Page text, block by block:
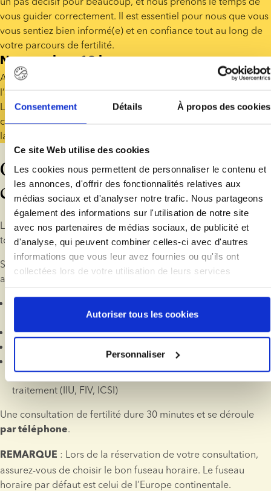
Consentement Détails À propos des cookies
Ce site Web utilise des cookies
Les cookies nous permettent de personnaliser le contenu et
les annonces, d'offrir des fonctionnalités relatives aux
médias sociaux et d'analyser notre trafic. Nous partageons
également des informations sur l'utilisation de notre site
avec nos partenaires de médias sociaux, de publicité et
d'analyse, qui peuvent combiner celles-ci avec d'autres
informations que vous leur avez fournies ou qu'ils ont
collectées lors de votre utilisation de leurs services
Autoriser tous les cookies
Personnaliser
vous guider correctement. Il est essentiel pour nous que vous
vous sentiez bien informé(e) et en confiance tout au long de
votre parcours de fertilité.
Nous parlons 12 langues
Au sein de notre équipe, nous parlons 12 langues, dont
l’anglais, le français, l’espagnol, l’allemand et le danois.
Lorsque vous réservez une consultation avec l’un de nos
conseillers, nous nous efforçons d’organiser l’appel dans la
langue de votre choix.
Que comprend une
consultation?
Lors d’une consultation de fertilité, nous vous expliquerons
tous les aspects fondamentaux du recours au don de sperme.
Selon où vous en êtes dans votre aventure-bébé, nous
aborderons, selon le besoin, les sujets suivants:
Choisir un donneur
Notions-clés du traitement de fertilité avec don de sperme:
MOT, quotas de grossesse ("pregnancy slots") et types de
traitement (IIU, FIV, ICSI)
par téléphone.
REMARQUE : Lors de la réservation de votre consultation,
assurez-vous de choisir le bon fuseau horaire. Le fuseau
horaire par défaut est celui de l’Europe continentale.